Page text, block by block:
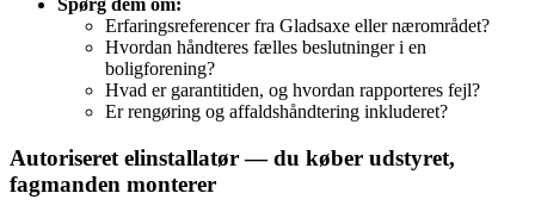
Spørg dem om:
Erfaringsreferencer fra Gladsaxe eller nærområdet?
Hvordan håndteres fælles beslutninger i en
boligforening?
Hvad er garantitiden, og hvordan rapporteres fejl?
Er rengøring og affaldshåndtering inkluderet?
Autoriseret elinstallatør — du køber udstyret,
fagmanden monterer